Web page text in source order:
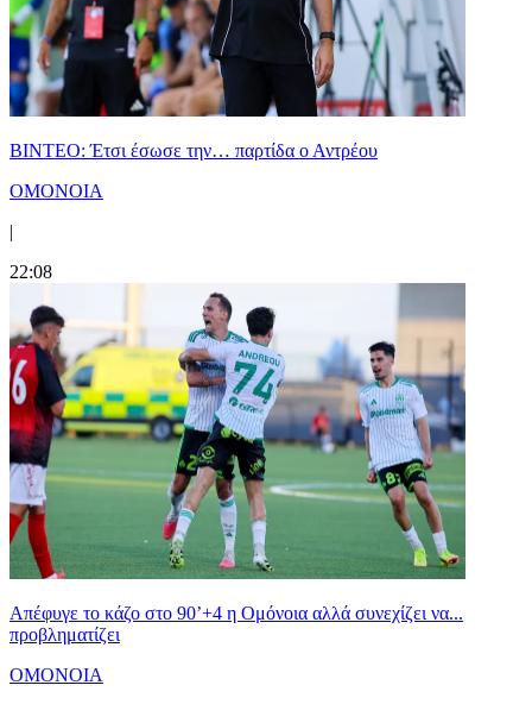
ΒΙΝΤΕΟ: Έτσι έσωσε την… παρτίδα ο Αντρέου
ΟΜΟΝΟΙΑ
|
22:08
Απέφυγε το κάζο στο 90’+4 η Ομόνοια αλλά συνεχίζει να...
προβληματίζει
ΟΜΟΝΟΙΑ